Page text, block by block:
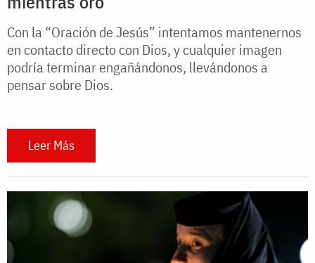
Con la “Oración de Jesús” intentamos mantenernos
en contacto directo con Dios, y cualquier imagen
podría terminar engañándonos, llevándonos a
pensar sobre Dios.
Leer Más